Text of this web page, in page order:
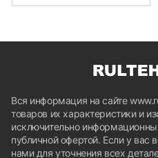
Вся информация на сайте
товаров их характеристики и
исключительно
публичной офертой. Если у вас
нами для уточнения всех